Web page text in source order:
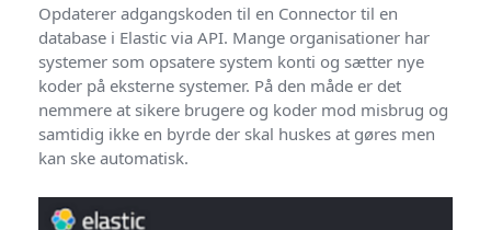
Opdaterer adgangskoden til en Connector til en
database i Elastic via API. Mange organisationer har
systemer som opsatere system konti og sætter nye
koder på eksterne systemer. På den måde er det
nemmere at sikere brugere og koder mod misbrug og
samtidig ikke en byrde der skal huskes at gøres men
kan ske automatisk.